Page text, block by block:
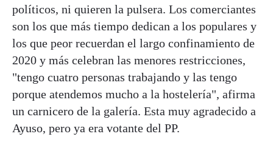
políticos, ni quieren la pulsera. Los comerciantes
son los que más tiempo dedican a los populares y
los que peor recuerdan el largo confinamiento de
2020 y más celebran las menores restricciones,
"tengo cuatro personas trabajando y las tengo
porque atendemos mucho a la hostelería", afirma
un carnicero de la galería. Esta muy agradecido a
Ayuso, pero ya era votante del PP.